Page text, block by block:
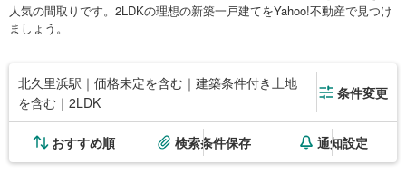
人気の間取りです。2LDKの理想の新築一戸建てをYahoo!不動産で見つけ
ましょう。
北久里浜駅｜価格未定を含む｜建築条件付き土地
を含む｜2LDK
条件変更
おすすめ順 検索条件保存 通知設定